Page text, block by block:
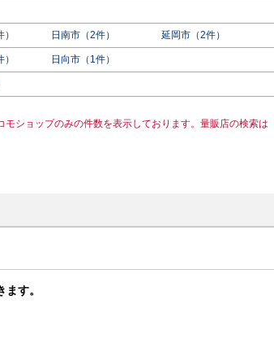
日南市（2件） 延岡市（2件）
日向市（1件）
モショップのみの件数を表示しております。量販店の検索は
す。